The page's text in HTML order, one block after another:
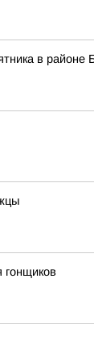
в районе
гонщиков